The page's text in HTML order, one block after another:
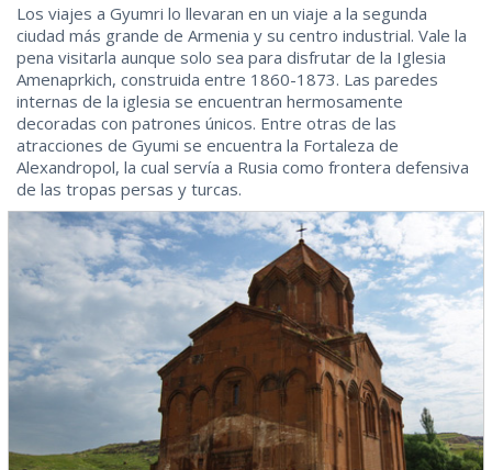
Los viajes a Gyumri lo llevaran en un viaje a la segunda
ciudad más grande de Armenia y su centro industrial. Vale la
pena visitarla aunque solo sea para disfrutar de la Iglesia
Amenaprkich, construida entre 1860-1873. Las paredes
internas de la iglesia se encuentran hermosamente
decoradas con patrones únicos. Entre otras de las
atracciones de Gyumi se encuentra la Fortaleza de
Alexandropol, la cual servía a Rusia como frontera defensiva
de las tropas persas y turcas.